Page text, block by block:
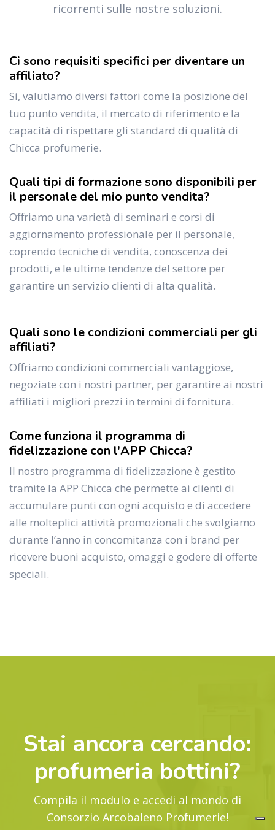
ricorrenti sulle nostre soluzioni.
Ci sono requisiti specifici per diventare un
affiliato?
Si, valutiamo diversi fattori come la posizione del
tuo punto vendita, il mercato di riferimento e la
capacità di rispettare gli standard di qualità di
Chicca profumerie.
Quali tipi di formazione sono disponibili per
il personale del mio punto vendita?
Offriamo una varietà di seminari e corsi di
aggiornamento professionale per il personale,
coprendo tecniche di vendita, conoscenza dei
prodotti, e le ultime tendenze del settore per
garantire un servizio clienti di alta qualità.
Quali sono le condizioni commerciali per gli
affiliati?
Offriamo condizioni commerciali vantaggiose,
negoziate con i nostri partner, per garantire ai nostri
affiliati i migliori prezzi in termini di fornitura.
Come funziona il programma di
fidelizzazione con l'APP Chicca?
Il nostro programma di fidelizzazione è gestito
tramite la APP Chicca che permette ai clienti di
accumulare punti con ogni acquisto e di accedere
alle molteplici attività promozionali che svolgiamo
durante l’anno in concomitanza con i brand per
ricevere buoni acquisto, omaggi e godere di offerte
speciali.
Stai ancora cercando:
profumeria bottini?
Compila il modulo e accedi al mondo di
Consorzio Arcobaleno Profumerie!